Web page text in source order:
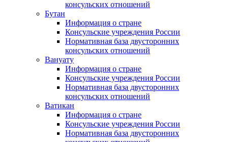
консульских отношений
Бутан
Информация о стране
Консульские учреждения России
Нормативная база двусторонних
консульских отношений
Вануату
Информация о стране
Консульские учреждения России
Нормативная база двусторонних
консульских отношений
Ватикан
Информация о стране
Консульские учреждения России
Нормативная база двусторонних